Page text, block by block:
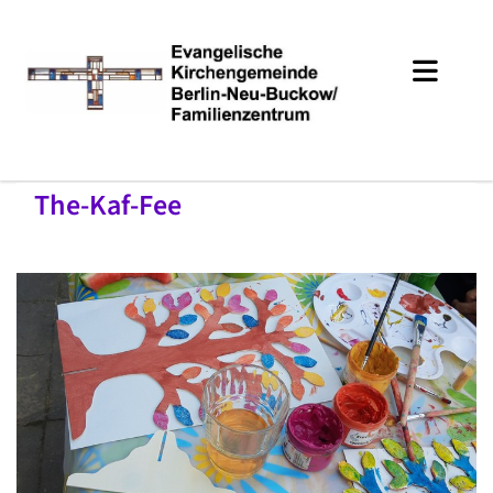
The-Kaf-Fee